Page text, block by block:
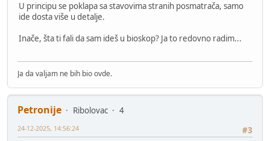
U principu se poklapa sa stavovima stranih posmatrača, samo
ide dosta više u detalje.
Inače, šta ti fali da sam ideš u bioskop? Ja to redovno radim...
Ja da valjam ne bih bio ovde.
Petronije Ribolovac
4
#3
24-12-2025, 14:56:24